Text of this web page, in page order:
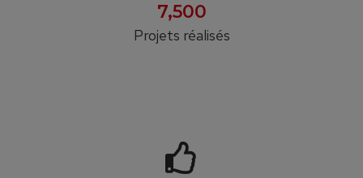
7,500
Projets réalisés